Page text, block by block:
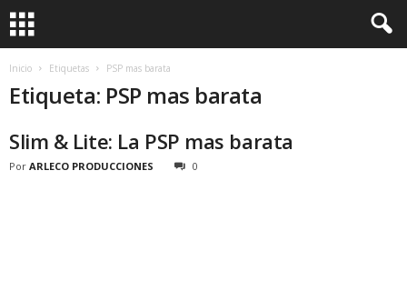
Inicio Etiquetas PSP mas barata
Etiqueta: PSP mas barata
Slim & Lite: La PSP mas barata
Por ARLECO PRODUCCIONES 0